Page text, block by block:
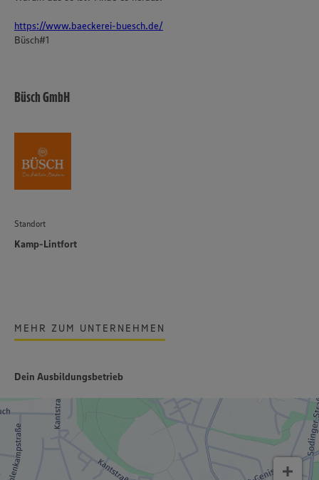
https://www.baeckerei-buesch.de/
Büsch#1
Büsch GmbH
Standort
Kamp-Lintfort
MEHR ZUM UNTERNEHMEN
Dein Ausbildungsbetrieb